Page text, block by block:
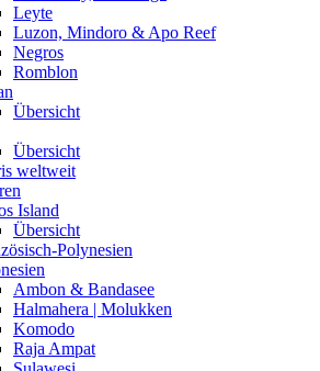
Leyte
Luzon, Mindoro & Apo Reef
Negros
Romblon
Übersicht
Übersicht
weltweit
Island
Übersicht
Polynesien
Ambon & Bandasee
Halmahera | Molukken
Komodo
Raja Ampat